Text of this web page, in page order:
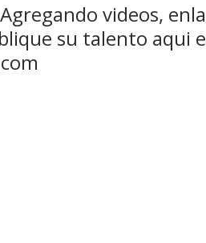
videos,
su talento aqui